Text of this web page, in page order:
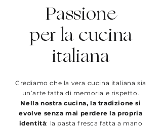
Passione
per la cucina
italiana
Crediamo che la vera cucina italiana sia
un’arte fatta di memoria e rispetto.
Nella nostra cucina, la tradizione si
evolve senza mai perdere la propria
identità: la pasta fresca fatta a mano